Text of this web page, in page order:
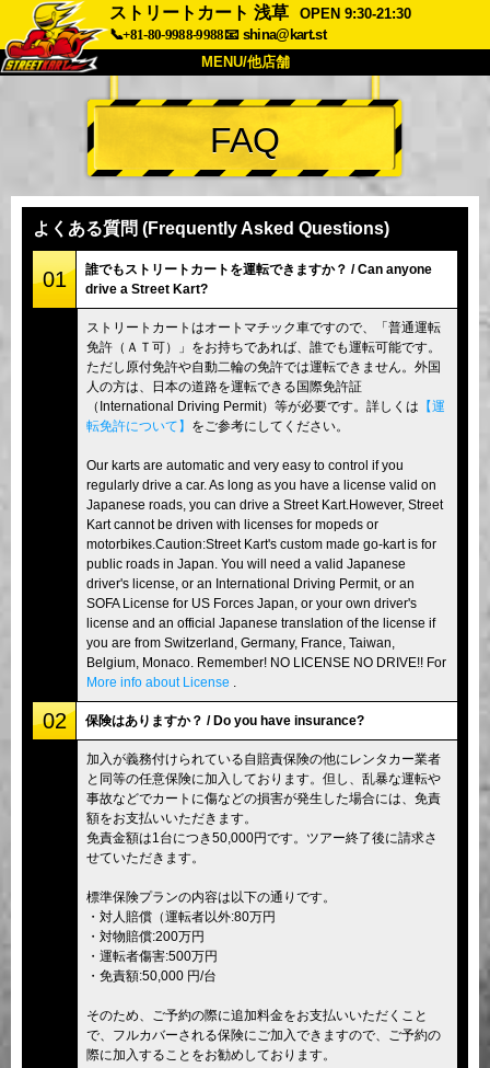
ストリートカート 浅草
OPEN 9:30-21:30
📞+81-80-9988-9988📧 shina@kart.st
MENU/他店舗
トップ
概要 車両 価格
会社 予約
他店舗
東京 品川
東京 秋葉原 #2 東京 渋谷
東京 渋谷アネックス 東京ベイ
東京 浅草 大阪
FAQ
よくある質問 (Frequently Asked Questions)
01
誰でもストリートカートを運転できますか？ / Can anyone
drive a Street Kart?
ストリートカートはオートマチック車ですので、「普通運転
免許（ＡＴ可）」をお持ちであれば、誰でも運転可能です。
ただし原付免許や自動二輪の免許では運転できません。外国
人の方は、日本の道路を運転できる国際免許証
（International Driving Permit）等が必要です。詳しくは 【運
転免許について】 をご参考にしてください。
Our karts are automatic and very easy to control if you
regularly drive a car. As long as you have a license valid on
Japanese roads, you can drive a Street Kart.However, Street
Kart cannot be driven with licenses for mopeds or
motorbikes.Caution:Street Kart's custom made go-kart is for
public roads in Japan. You will need a valid Japanese
driver's license, or an International Driving Permit, or an
SOFA License for US Forces Japan, or your own driver's
license and an official Japanese translation of the license if
you are from Switzerland, Germany, France, Taiwan,
Belgium, Monaco. Remember! NO LICENSE NO DRIVE!! For
More info about License
02 保険はありますか？ / Do you have insurance?
加入が義務付けられている自賠責保険の他にレンタカー業者
と同等の任意保険に加入しております。但し、乱暴な運転や
事故などでカートに傷などの損害が発生した場合には、免責
額をお支払いいただきます。
免責金額は1台につき50,000円です。ツアー終了後に請求さ
せていただきます。
標準保険プランの内容は以下の通りです。
・対人賠償（運転者以外:80万円
・対物賠償:200万円
・運転者傷害:500万円
・免責額:50,000 円/台
そのため、ご予約の際に追加料金をお支払いいただくこと
で、フルカバーされる保険にご加入できますので、ご予約の
際に加入することをお勧めしております。